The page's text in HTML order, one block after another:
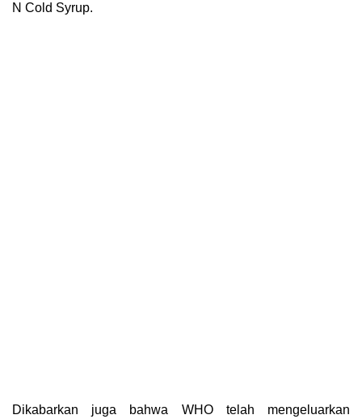
N Cold Syrup.
Dikabarkan juga bahwa WHO telah mengeluarkan